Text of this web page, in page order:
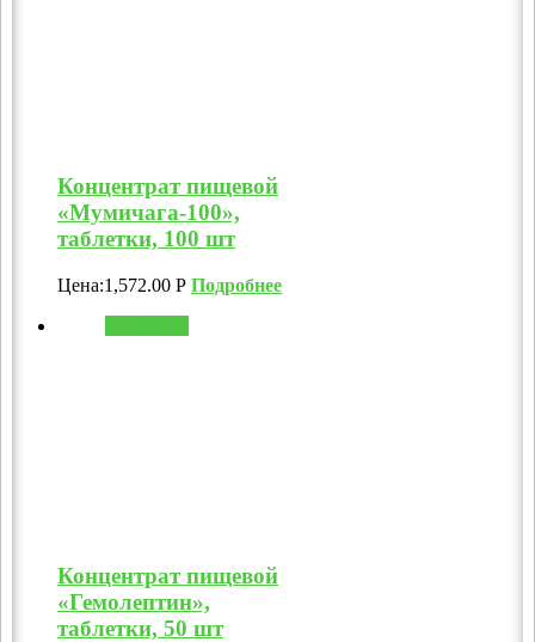
Концентрат пищевой
«Мумичага-100»,
таблетки, 100 шт
Цена:1,572.00 Р Подробнее
Концентрат пищевой
«Гемолептин»,
таблетки, 50 шт